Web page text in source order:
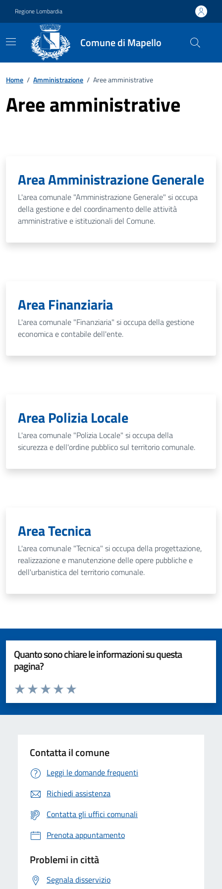
Regione Lombardia
Comune di Mapello
Home / Amministrazione / Aree amministrative
Aree amministrative
Area Amministrazione Generale
L'area comunale "Amministrazione Generale" si occupa
della gestione e del coordinamento delle attività
amministrative e istituzionali del Comune.
Area Finanziaria
L'area comunale "Finanziaria" si occupa della gestione
economica e contabile dell'ente.
Area Polizia Locale
L'area comunale "Polizia Locale" si occupa della
sicurezza e dell'ordine pubblico sul territorio comunale.
Area Tecnica
L'area comunale "Tecnica" si occupa della progettazione,
realizzazione e manutenzione delle opere pubbliche e
dell'urbanistica del territorio comunale.
Quanto sono chiare le informazioni su questa
pagina?
Valuta da 1 a 5 stelle la pagina
Valuta 5 stelle su 5
Valuta 4 stelle su 5
Valuta 3 stelle su 5
Valuta 2 stelle su 5
Valuta 1 stelle su 5
Contatta il comune
Leggi le domande frequenti
Richiedi assistenza
Contatta gli uffici comunali
Prenota appuntamento
Problemi in città
Segnala disservizio